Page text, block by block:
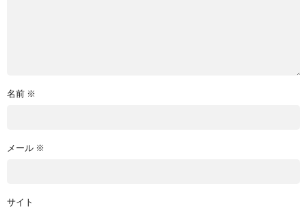
名前 ※
メール ※
サイト